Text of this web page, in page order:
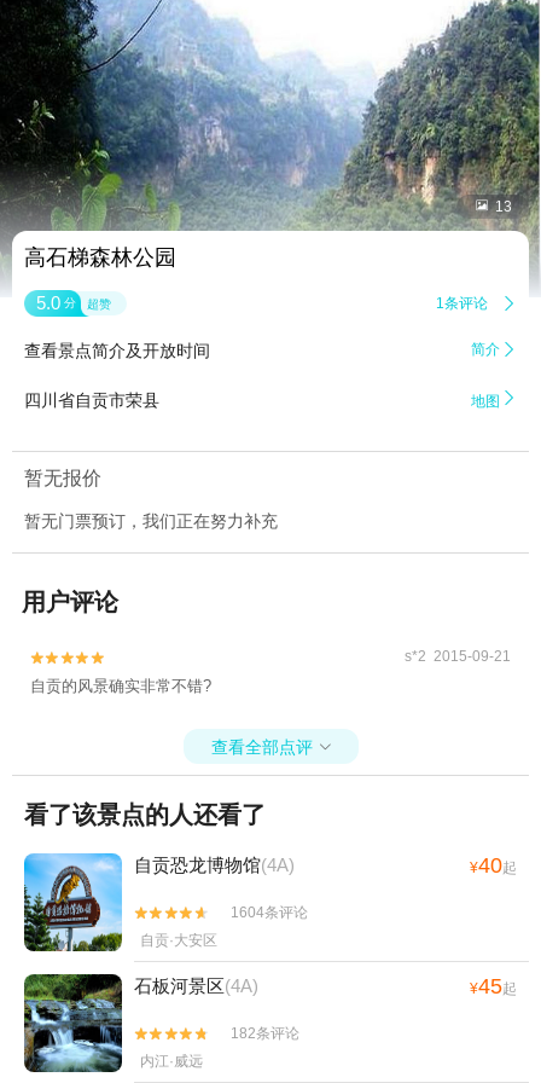
 13
高石梯森林公园
5.0 分 超赞 1条评论 
查看景点简介及开放时间 简介 
四川省自贡市荣县 地图 
暂无报价
暂无门票预订，我们正在努力补充
用户评论

 s*2 2015-09-21
自贡的风景确实非常不错?
查看全部点评 
看了该景点的人还看了
自贡恐龙博物馆(4A) ¥40起


1604条评论
自贡·大安区
石板河景区(4A) ¥45起


182条评论
内江·威远
